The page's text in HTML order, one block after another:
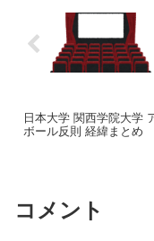
日本大学 関西学院大学
ボール反則 経緯まとめ
コメント